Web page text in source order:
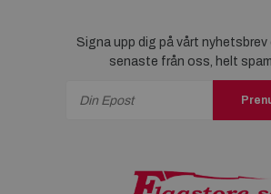
Signa upp dig på vårt
senaste från oss, helt